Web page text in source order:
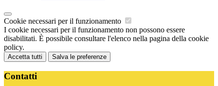
Cookie necessari per il funzionamento
I cookie necessari per il funzionamento non possono essere
disabilitati. È possibile consultare l'elenco nella pagina della cookie
policy.
Accetta tutti Salva le preferenze
Contatti